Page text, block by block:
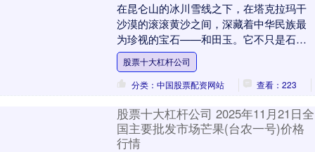
在昆仑山的冰川雪线之下，在塔克拉玛干
沙漠的滚滚黄沙之间，深藏着中华民族最
为珍视的宝石——和田玉。它不只是石
头，更是中华文明的精神容器股票十大杠
杆公司，承载着八千....
股票十大杠杆公司
分类：中国股票配资网站
查看：223
股票十大杠杆公司 2025年11月21日全
国主要批发市场芒果(台农一号)价格
行情